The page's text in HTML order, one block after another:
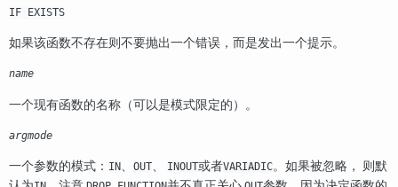
IF EXISTS
如果该函数不存在则不要抛出一个错误，而是发出一个提示。
name
一个现有函数的名称（可以是模式限定的）。
argmode
一个参数的模式： IN、 OUT、 INOUT或者VARIADIC。如果被忽略， 则默